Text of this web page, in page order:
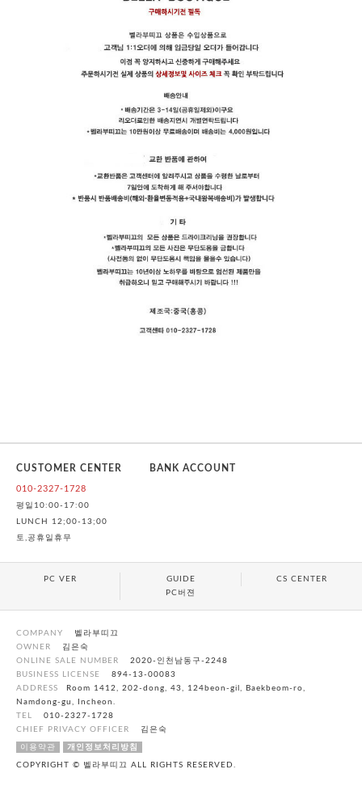
CUSTOMER CENTER
010-2327-1728
평일10:00-17:00
LUNCH 12;00-13;00
토,공휴일휴무
BANK ACCOUNT
PC VER GUIDE
CS CENTER
PC버젼
COMPANY
벨라부띠끄
OWNER
김은숙
ONLINE SALE NUMBER
2020-인천남동구-2248
BUSINESS LICENSE
894-13-00083
ADDRESS
Room 1412, 202-dong, 43, 124beon-gil, Baekbeom-ro,
Namdong-gu, Incheon.
TEL
010-2327-1728
CHIEF PRIVACY OFFICER
김은숙
이용약관 개인정보처리방침
COPYRIGHT © 벨라부띠끄 ALL RIGHTS RESERVED.